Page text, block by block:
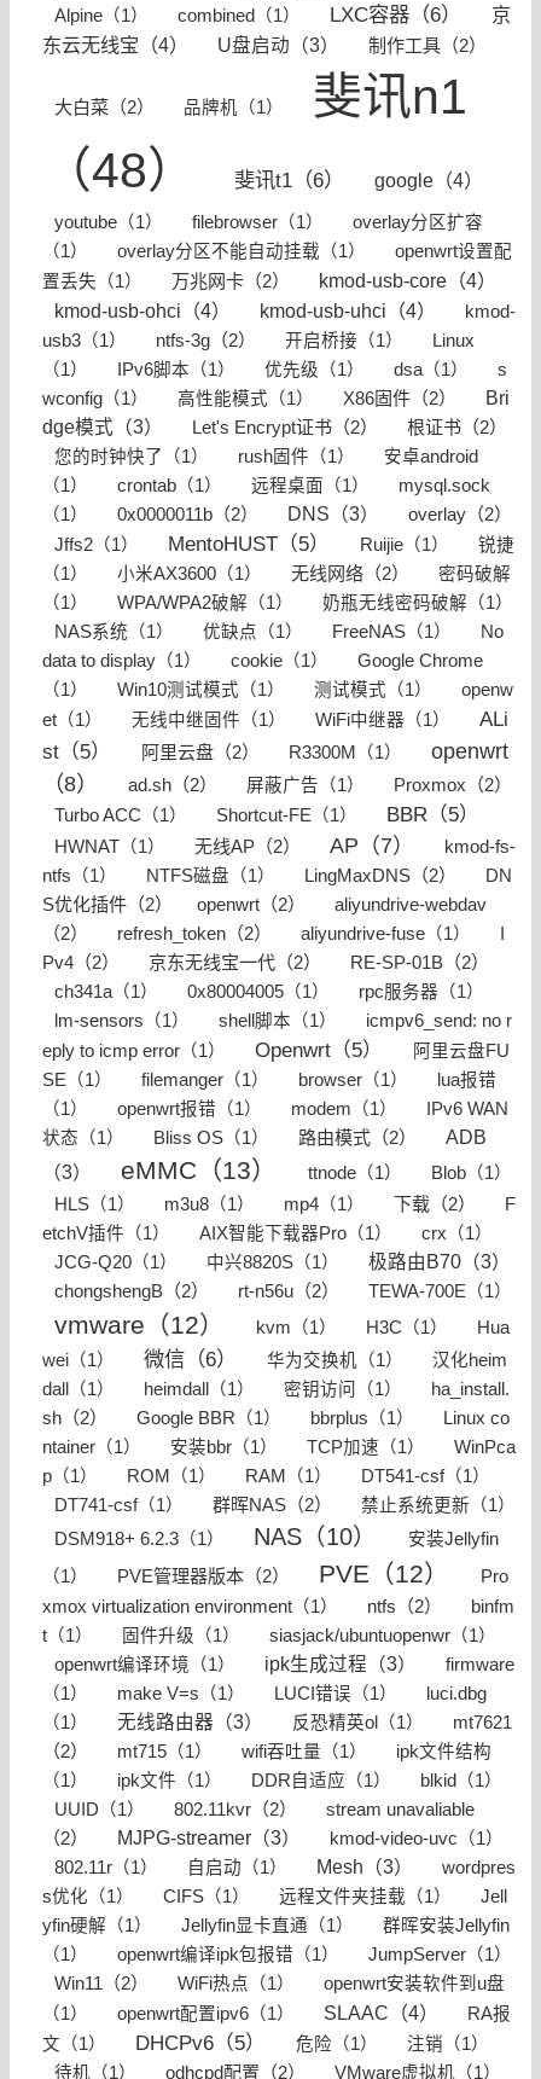
Alpine（1）
combined（1） LXC容器（6）
京
东云无线宝（4）
U盘启动（3） 制作工具（2）
大白菜（2） 品牌机（1）
斐讯n1
（48）
斐讯t1（6） google（4）
youtube（1） filebrowser（1）
overlay分区扩容
（1）
overlay分区不能自动挂载（1）
openwrt设置配
置丢失（1）
万兆网卡（2）
kmod-usb-core（4）
kmod-usb-ohci（4）
kmod-usb-uhci（4）
kmod-
usb3（1）
ntfs-3g（2） 开启桥接（1）
Linux
（1）
IPv6脚本（1） 优先级（1） dsa（1）
s
wconfig（1）
高性能模式（1） X86固件（2）
Bri
dge模式（3）
Let's Encrypt证书（2） 根证书（2）
您的时钟快了（1） rush固件（1）
安卓android
（1）
crontab（1） 远程桌面（1）
mysql.sock
（1）
0x0000011b（2） DNS（3） overlay（2）
Jffs2（1） MentoHUST（5） Ruijie（1）
锐捷
（1）
小米AX3600（1） 无线网络（2）
密码破解
（1）
WPA/WPA2破解（1）
奶瓶无线密码破解（1）
NAS系统（1）
优缺点（1） FreeNAS（1）
No
data to display（1）
cookie（1）
Google Chrome
（1）
Win10测试模式（1） 测试模式（1）
openw
et（1）
无线中继固件（1） WiFi中继器（1）
ALi
st（5）
阿里云盘（2） R3300M（1）
openwrt
（8）
ad.sh（2） 屏蔽广告（1） Proxmox（2）
Turbo ACC（1） Shortcut-FE（1） BBR（5）
HWNAT（1） 无线AP（2） AP（7）
kmod-fs-
ntfs（1）
NTFS磁盘（1） LingMaxDNS（2）
DN
S优化插件（2）
​openwrt（2）
aliyundrive-webdav
（2）
refresh_token（2） aliyundrive-fuse（1）
I
Pv4（2）
京东无线宝一代（2） RE-SP-01B（2）
ch341a（1） 0x80004005（1）
rpc服务器（1）
lm-sensors（1）
shell脚本（1）
icmpv6_send: no r
eply to icmp error（1）
Openwrt（5）
阿里云盘FU
SE（1）
filemanger（1） browser（1）
lua报错
（1）
openwrt报错（1） modem（1）
IPv6 WAN
状态（1）
Bliss OS（1） 路由模式（2）
ADB
（3）
eMMC（13） ttnode（1）
Blob（1）
HLS（1）
m3u8（1） mp4（1） 下载（2）
F
etchV插件（1）
AIX智能下载器Pro（1）
crx（1）
JCG-Q20（1）
中兴8820S（1）
极路由B70（3）
chongshengB（2）
rt-n56u（2） TEWA-700E（1）
vmware（12） kvm（1） H3C（1）
Hua
wei（1）
微信（6） 华为交换机（1）
汉化heim
dall（1）
heimdall（1） 密钥访问（1）
ha_install.
sh（2）
Google BBR（1） bbrplus（1）
Linux co
ntainer（1）
安装bbr（1） TCP加速（1）
WinPca
p（1）
ROM（1） RAM（1）
DT541-csf（1）
DT741-csf（1）
群晖NAS（2）
禁止系统更新（1）
DSM918+ 6.2.3（1）
NAS（10）
安装Jellyfin
（1）
PVE管理器版本（2） PVE（12）
Pro
xmox virtualization environment（1）
ntfs（2）
binfm
t（1）
固件升级（1）
siasjack/ubuntuopenwr（1）
openwrt编译环境（1）
ipk生成过程（3）
firmware
（1）
make V=s（1） LUCI错误（1）
luci.dbg
（1）
无线路由器（3） 反恐精英ol（1）
mt7621
（2）
mt715（1） wifi吞吐量（1）
ipk文件结构
（1）
ipk文件（1） DDR自适应（1）
blkid（1）
UUID（1）
802.11kvr（2）
stream unavaliable
（2）
MJPG-streamer（3）
kmod-video-uvc（1）
802.11r（1）
自启动（1） Mesh（3）
wordpres
s优化（1）
CIFS（1） 远程文件夹挂载（1）
Jell
yfin硬解（1）
Jellyfin显卡直通（1）
群晖安装Jellyfin
（1）
openwrt编译ipk包报错（1） JumpServer（1）
Win11（2） WiFi热点（1）
openwrt安装软件到u盘
（1）
openwrt配置ipv6（1） SLAAC（4）
RA报
文（1）
DHCPv6（5） 危险（1）
注销（1）
待机（1）
odhcpd配置（2） VMware虚拟机（1）